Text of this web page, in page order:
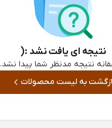
نتیجه ای یافت نشد :(
نتیجه مدنظر شما پیدا نشد.
به لیست محصولات